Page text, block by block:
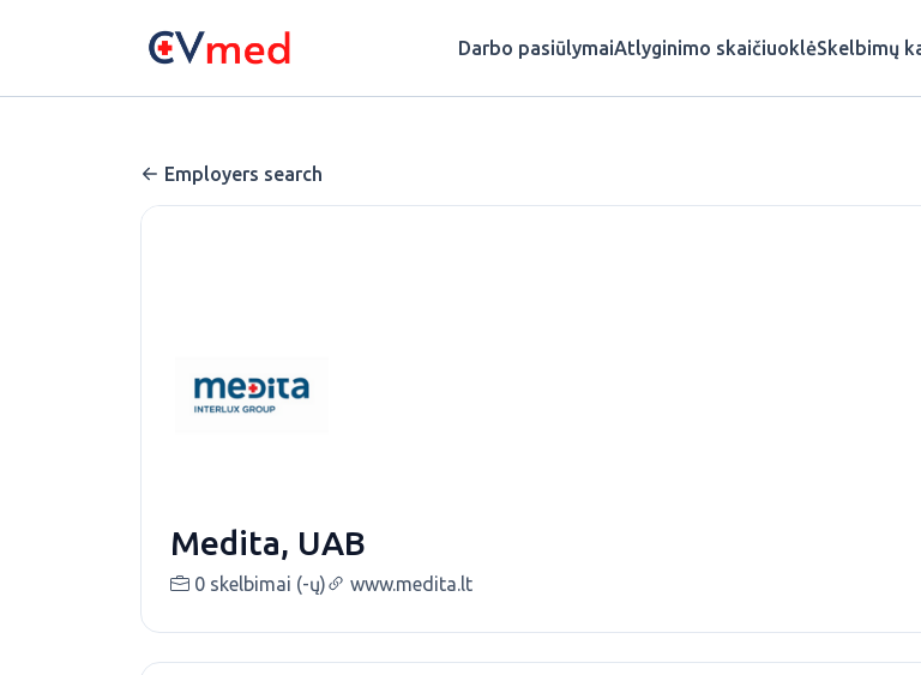
Darbo pasiūlymaiAtlyginimo skaičiuoklėSkelbimų
Employers search
Medita, UAB
0 skelbimai (-ų) www.medita.lt